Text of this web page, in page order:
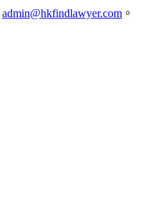
admin@hkfindlawyer.com 。